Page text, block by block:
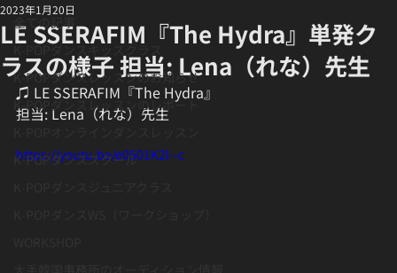
全ての記事
K-POPダンスキッズクラス
K-POPダンスレッスンのお知らせ
K-POPダンスレッスンのレポート
K-POPダンススクール
LE SSERAFIM『The Hydra』単発ク
ラスの様子 担当: Lena（れな）先生
2023年1月20日
♫ LE SSERAFIM『The Hydra』
担当: Lena（れな）先生
https://youtu.be/e0501K2l--c